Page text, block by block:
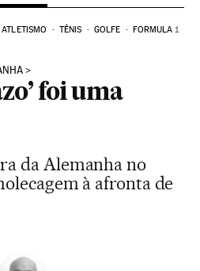
ATLETISMO TÊNIS GOLFE FORMULA 1
foi uma
da Alemanha no
à afronta de